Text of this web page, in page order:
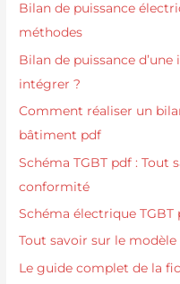
Bilan de puissance
méthodes
Bilan de puissance
intégrer ?
Comment réaliser un
bâtiment pdf
Schéma TGBT pdf : Tout
conformité
Schéma électrique
Tout savoir sur le
Le guide complet de la